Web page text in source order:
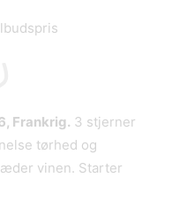
Frankrig. 3 stjerner
tørhed og
vinen. Starter